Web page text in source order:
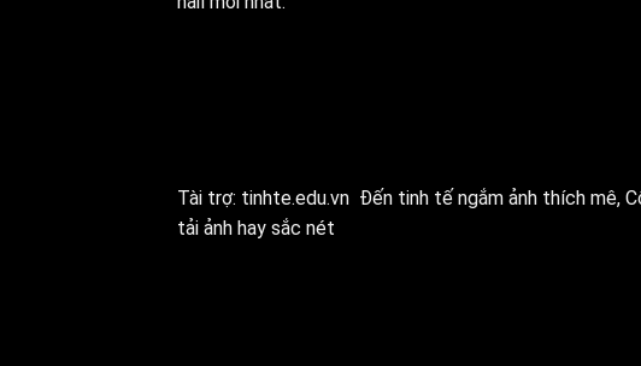
Tài trợ: tinhte.edu.vn Đến tinh tế ngắm ảnh thích mê,
tải ảnh hay sắc nét